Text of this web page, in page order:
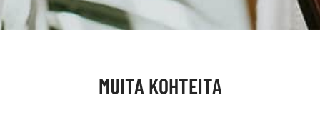
MUITA KOHTEITA